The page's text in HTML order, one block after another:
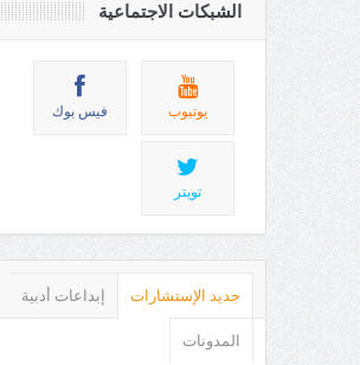
الشبكات الاجتماعية
يوتيوب فيس بوك
تويتر
جديد الإستشارات إبداعات أدبية
المدونات